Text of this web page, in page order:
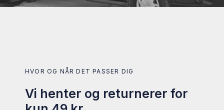
HVOR OG NÅR DET PASSER DIG
Vi henter og returnerer for